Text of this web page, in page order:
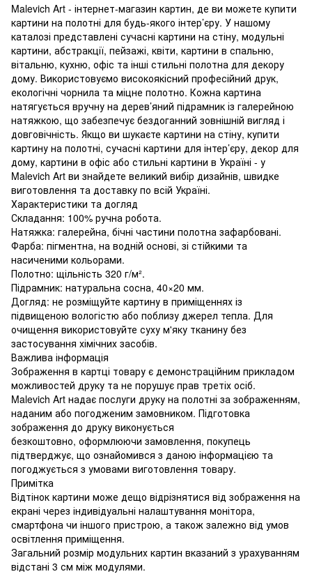
Malevich Art - інтернет-магазин картин, де ви можете купити
картини на полотні для будь-якого інтер’єру. У нашому
каталозі представлені сучасні картини на стіну, модульні
картини, абстракції, пейзажі, квіти, картини в спальню,
вітальню, кухню, офіс та інші стильні полотна для декору
дому. Використовуємо високоякісний професійний друк,
екологічні чорнила та міцне полотно. Кожна картина
натягується вручну на дерев’яний підрамник із галерейною
натяжкою, що забезпечує бездоганний зовнішній вигляд і
довговічність. Якщо ви шукаєте картини на стіну, купити
картину на полотні, сучасні картини для інтер’єру, декор для
дому, картини в офіс або стильні картини в Україні - у
Malevich Art ви знайдете великий вибір дизайнів, швидке
виготовлення та доставку по всій Україні.
Характеристики та догляд
Складання: 100% ручна робота.
Натяжка: галерейна, бічні частини полотна зафарбовані.
Фарба: пігментна, на водній основі, зі стійкими та
насиченими кольорами.
Полотно: щільність 320 г/м².
Підрамник: натуральна сосна, 40×20 мм.
Догляд: не розміщуйте картину в приміщеннях із
підвищеною вологістю або поблизу джерел тепла. Для
очищення використовуйте суху м'яку тканину без
застосування хімічних засобів.
Важлива інформація
Зображення в картці товару є демонстраційним прикладом
можливостей друку та не порушує прав третіх осіб.
Malevich Art надає послуги друку на полотні за зображенням,
наданим або погодженим замовником. Підготовка
зображення до друку виконується
безкоштовно, оформлюючи замовлення, покупець
підтверджує, що ознайомився з даною інформацією та
погоджується з умовами виготовлення товару.
Примітка
Відтінок картини може дещо відрізнятися від зображення на
екрані через індивідуальні налаштування монітора,
смартфона чи іншого пристрою, а також залежно від умов
освітлення приміщення.
Загальний розмір модульних картин вказаний з урахуванням
відстані 3 см між модулями.